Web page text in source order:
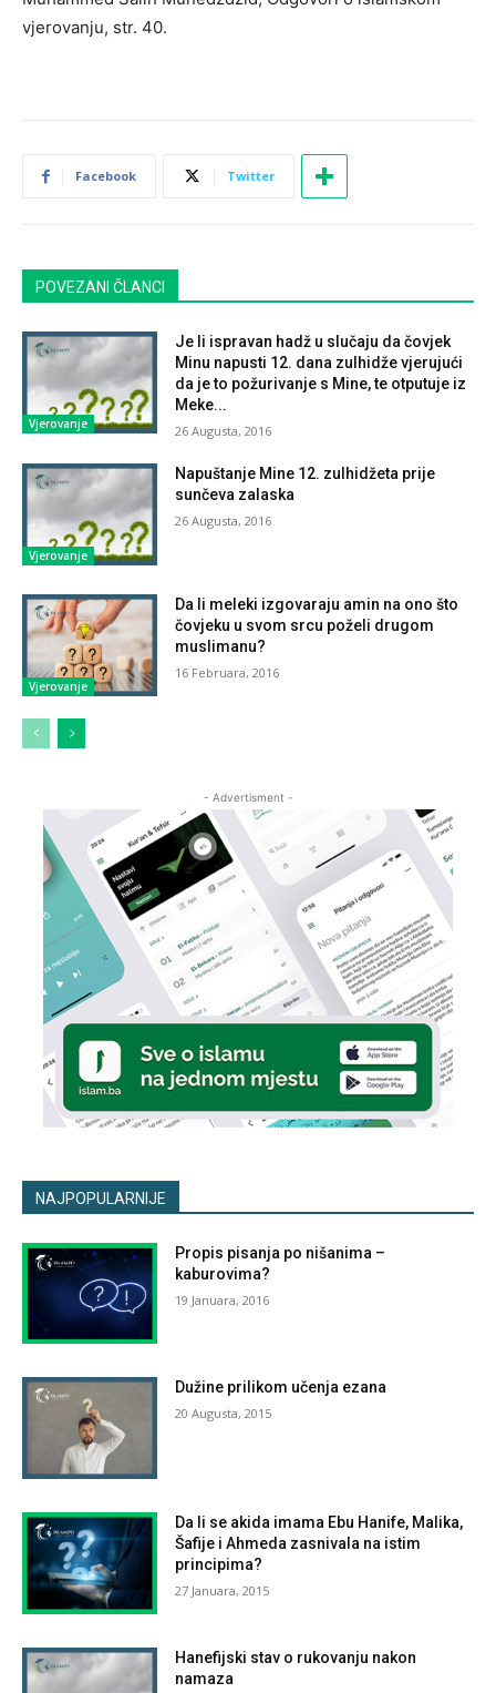
vjerovanju, str. 40.
Facebook Twitter
POVEZANI ČLANCI
Vjerovanje
Je li ispravan hadž u slučaju da čovjek
Minu napusti 12. dana zulhidže vjerujući
da je to požurivanje s Mine, te otputuje iz
Meke...
26 Augusta, 2016
Vjerovanje
Napuštanje Mine 12. zulhidžeta prije
sunčeva zalaska
26 Augusta, 2016
Vjerovanje
Da li meleki izgovaraju amin na ono što
čovjeku u svom srcu poželi drugom
muslimanu?
16 Februara, 2016
- Advertisment -
NAJPOPULARNIJE
Propis pisanja po nišanima –
kaburovima?
19 Januara, 2016
Dužine prilikom učenja ezana
20 Augusta, 2015
Da li se akida imama Ebu Hanife, Malika,
Šafije i Ahmeda zasnivala na istim
principima?
27 Januara, 2015
Hanefijski stav o rukovanju nakon
namaza